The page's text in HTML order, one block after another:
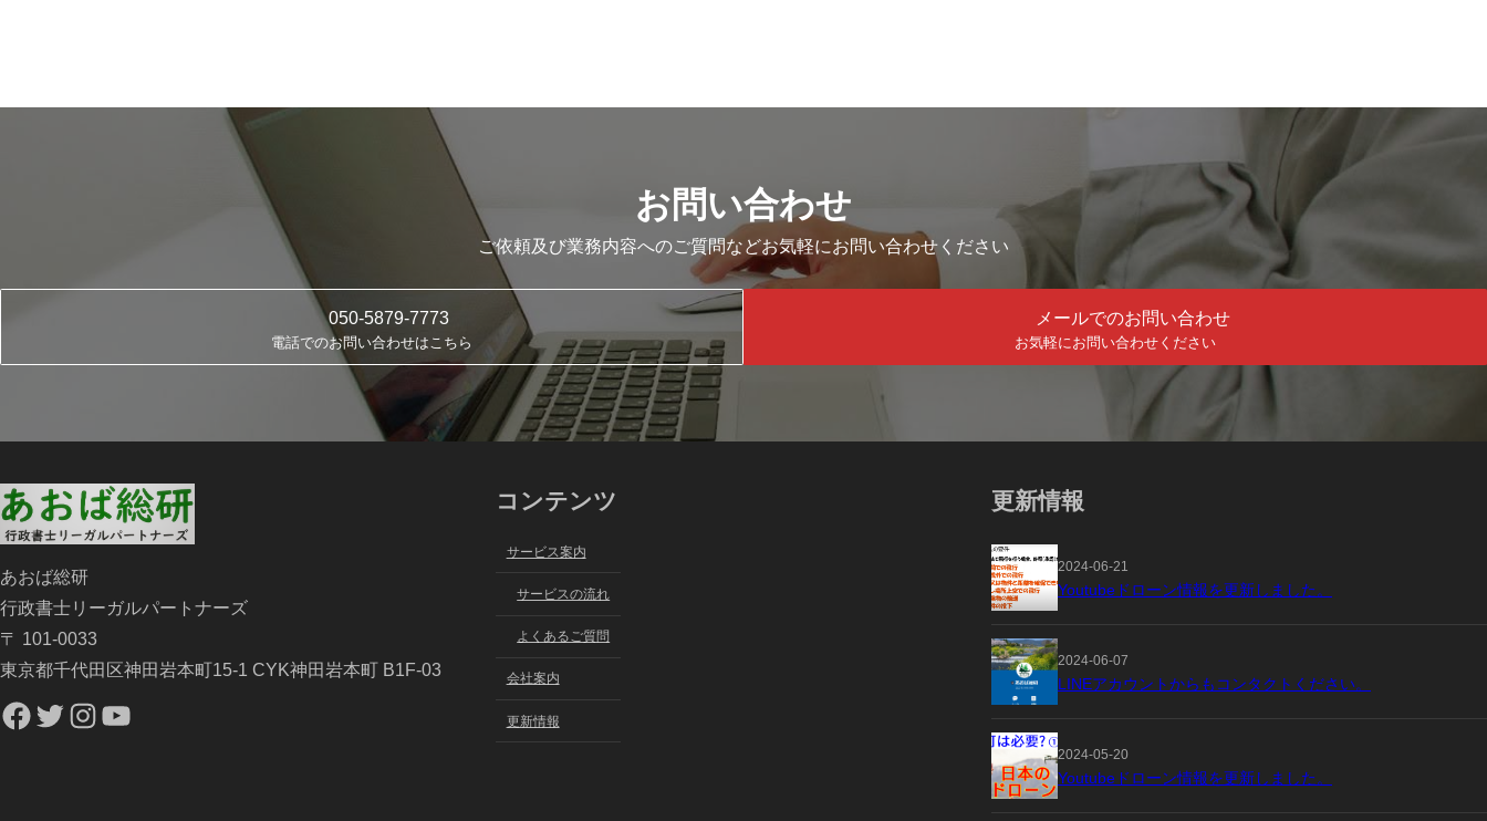
お問い合わせ
ご依頼及び業務内容へのご質問などお気軽にお問い合わせください
050-5879-7773
電話でのお問い合わせはこちら
メールでのお問い合わせ
お気軽にお問い合わせください
あおば総研
行政書士リーガルパートナーズ
〒 101-0033
東京都千代田区神田岩本町15-1 CYK神田岩本町 B1F-03
Facebook Twitter Instagram YouTube
コンテンツ
サービス案内
サービスの流れ
よくあるご質問
会社案内
更新情報
更新情報
2024-06-21
Youtubeドローン情報を更新しました。
2024-06-07
LINEアカウントからもコンタクトください。
2024-05-20
Youtubeドローン情報を更新しました。